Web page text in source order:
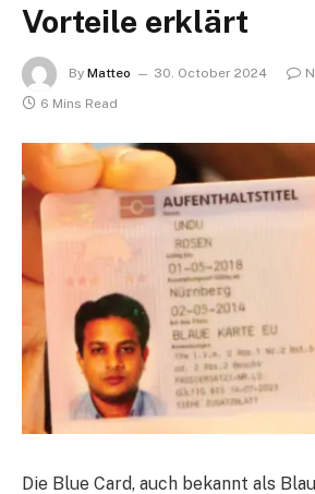
Vorteile erklärt
By Matteo 30. October 2024
6 Mins Read
Die Blue Card, auch bekannt als